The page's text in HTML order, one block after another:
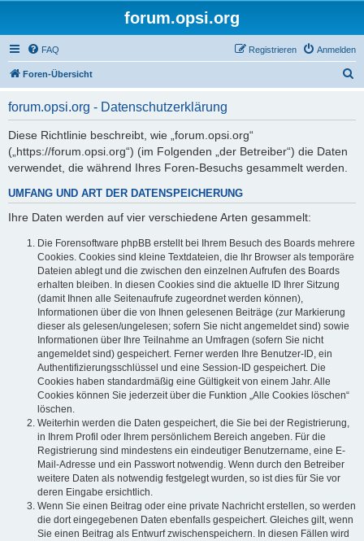
forum.opsi.org
FAQ Anmelden
Registrieren
Foren-Übersicht
forum.opsi.org - Datenschutzerklärung
Diese Richtlinie beschreibt, wie „forum.opsi.org“
(„https://forum.opsi.org“) (im Folgenden „der Betreiber“) die Daten
verwendet, die während Ihres Foren-Besuchs gesammelt werden.
UMFANG UND ART DER DATENSPEICHERUNG
Ihre Daten werden auf vier verschiedene Arten gesammelt:
Die Forensoftware phpBB erstellt bei Ihrem Besuch des Boards mehrere
Cookies. Cookies sind kleine Textdateien, die Ihr Browser als temporäre
Dateien ablegt und die zwischen den einzelnen Aufrufen des Boards
erhalten bleiben. In diesen Cookies sind die aktuelle ID Ihrer Sitzung
(damit Ihnen alle Seitenaufrufe zugeordnet werden können),
Informationen über die von Ihnen gelesenen Beiträge (zur Markierung
dieser als gelesen/ungelesen; sofern Sie nicht angemeldet sind) sowie
Informationen über Ihre Teilnahme an Umfragen (sofern Sie nicht
angemeldet sind) gespeichert. Ferner werden Ihre Benutzer-ID, ein
Authentifizierungsschlüssel und eine Session-ID gespeichert. Die
Cookies haben standardmäßig eine Gültigkeit von einem Jahr. Alle
Cookies können Sie jederzeit über die Funktion „Alle Cookies löschen“
löschen.
Weiterhin werden die Daten gespeichert, die Sie bei der Registrierung,
in Ihrem Profil oder Ihrem persönlichem Bereich angeben. Für die
Registrierung sind mindestens ein eindeutiger Benutzername, eine E-
Mail-Adresse und ein Passwort notwendig. Wenn durch den Betreiber
weitere Daten als notwendig festgelegt wurden, so ist dies für Sie vor
deren Eingabe ersichtlich.
Wenn Sie einen Beitrag oder eine private Nachricht erstellen, so werden
die dort eingegebenen Daten ebenfalls gespeichert. Gleiches gilt, wenn
Sie einen Beitrag als Entwurf zwischenspeichern. In diesen Fällen wird